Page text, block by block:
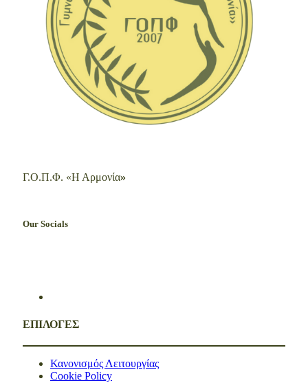
Γ.Ο.Π.Φ. «Η Αρμονία»
Our Socials
ΕΠΙΛΟΓΕΣ
Κανονισμός Λειτουργίας
Cookie Policy